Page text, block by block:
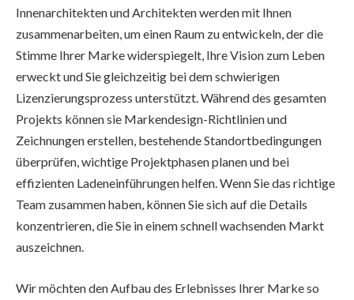
Innenarchitekten und Architekten werden mit Ihnen
zusammenarbeiten, um einen Raum zu entwickeln, der die
Stimme Ihrer Marke widerspiegelt, Ihre Vision zum Leben
erweckt und Sie gleichzeitig bei dem schwierigen
Lizenzierungsprozess unterstützt. Während des gesamten
Projekts können sie Markendesign-Richtlinien und
Zeichnungen erstellen, bestehende Standortbedingungen
überprüfen, wichtige Projektphasen planen und bei
effizienten Ladeneinführungen helfen. Wenn Sie das richtige
Team zusammen haben, können Sie sich auf die Details
konzentrieren, die Sie in einem schnell wachsenden Markt
auszeichnen.
Wir möchten den Aufbau des Erlebnisses Ihrer Marke so